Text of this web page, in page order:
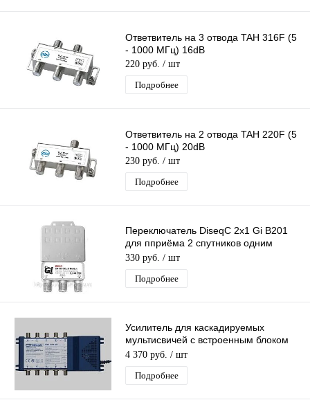
Ответвитель на 3 отвода TAH 316F (5
- 1000 МГц) 16dB
220 руб. / шт
Подробнее
Ответвитель на 2 отвода TAH 220F (5
- 1000 МГц) 20dB
230 руб. / шт
Подробнее
Переключатель DiseqC 2х1 Gi B201
для пприёма 2 спутников одним
ресивером (приставкой )с кожухом
330 руб. / шт
Подробнее
Усилитель для каскадируемых
мультисвичей c встроенным блоком
питанияSpaun SBK -5501
4 370 руб. / шт
Подробнее